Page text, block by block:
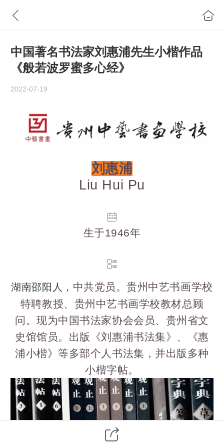
中国著名书法家刘惠浦先生小楷作品
《般若波罗蜜多心经》
2022-07-19
刘惠浦
Liu Hui Pu
生于1946年
湖南邵阳人， 中共党员。贵州中艺书画学校
特聘教授、贵州中艺书画学校教材总顾
问。现为中国书法家协会会员、贵州省文
史馆馆员。 出版《刘惠浦书法集》、《惠
浦小楷》等多部个人书法集，并出版多种
小楷字帖。